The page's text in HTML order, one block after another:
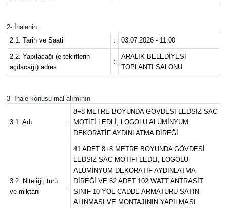
2- İhalenin
2.1. Tarih ve Saati
: 03.07.2026 - 11:00
2.2. Yapılacağı (e-tekliflerin
açılacağı) adres
:
ARALIK BELEDİYESİ
TOPLANTI SALONU
3- İhale konusu mal alımının
3.1. Adı :
8+8 METRE BOYUNDA GÖVDESİ LEDSİZ SAC
MOTİFİ LEDLİ, LOGOLU ALÜMİNYUM
DEKORATİF AYDINLATMA DİREĞİ
3.2. Niteliği, türü
ve miktarı
:
41 ADET 8+8 METRE BOYUNDA GÖVDESİ
LEDSİZ SAC MOTİFİ LEDLİ, LOGOLU
ALÜMİNYUM DEKORATİF AYDINLATMA
DİREĞİ VE 82 ADET 102 WATT ANTRASİT
SINIF 10 YOL CADDE ARMATÜRÜ SATIN
ALINMASI VE MONTAJININ YAPILMASI